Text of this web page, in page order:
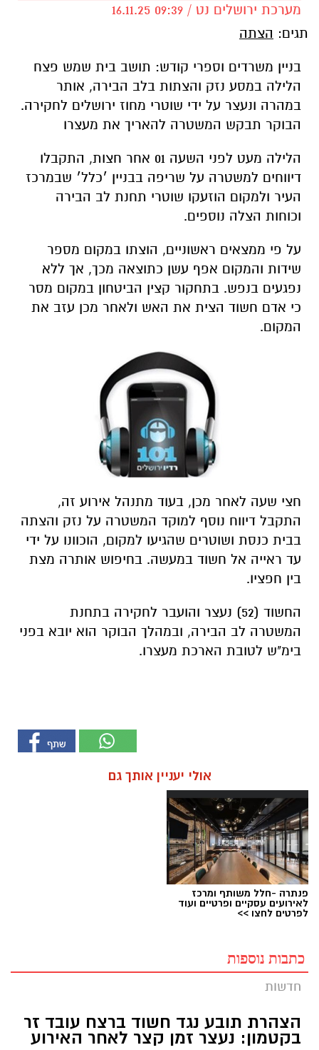
מערכת ירושלים נט / 09:39 16.11.25
תגים: הצתה
בניין משרדים וספרי קודש: תושב בית שמש פצח
הלילה במסע נזק והצתות בלב הבירה, אותר
במהרה ונעצר על ידי שוטרי מחוז ירושלים לחקירה.
הבוקר תבקש המשטרה להאריך את מעצרו
הלילה מעט לפני השעה 01 אחר חצות, התקבלו
דיווחים למשטרה על שריפה בבניין ׳כלל׳ שבמרכז
העיר ולמקום הוזעקו שוטרי תחנת לב הבירה
וכוחות הצלה נוספים.
על פי ממצאים ראשוניים, הוצתו במקום מספר
שידות והמקום אפף עשן כתוצאה מכך, אך ללא
נפגעים בנפש. בתחקור קצין הביטחון במקום מסר
כי אדם חשוד הצית את האש ולאחר מכן עזב את
המקום.
חצי שעה לאחר מכן, בעוד מתנהל אירוע זה,
התקבל דיווח נוסף למוקד המשטרה על נזק והצתה
בבית כנסת ושוטרים שהגיעו למקום, הוכוונו על ידי
עד ראייה אל חשוד במעשה. בחיפוש אותרה מצת
בין חפציו.
החשוד (52) נעצר והועבר לחקירה בתחנת
המשטרה לב הבירה, ובמהלך הבוקר הוא יובא בפני
בימ"ש לטובת הארכת מעצרו.
אולי יעניין אותך גם
פנתרה -חלל משותף ומרכז
לאירועים עסקיים ופרטיים ועוד
לפרטים לחצו >>
כתבות נוספות
חדשות
הצהרת תובע נגד חשוד ברצח עובד זר
בקטמון: נעצר זמן קצר לאחר האירוע